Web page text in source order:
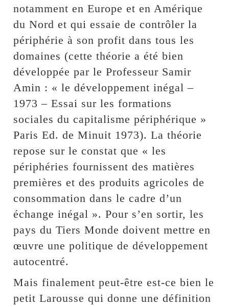
notamment en Europe et en Amérique
du Nord et qui essaie de contrôler la
périphérie à son profit dans tous les
domaines (cette théorie a été bien
développée par le Professeur Samir
Amin : « le développement inégal –
1973 – Essai sur les formations
sociales du capitalisme périphérique »
Paris Ed. de Minuit 1973). La théorie
repose sur le constat que « les
périphéries fournissent des matières
premières et des produits agricoles de
consommation dans le cadre d’un
échange inégal ». Pour s’en sortir, les
pays du Tiers Monde doivent mettre en
œuvre une politique de développement
autocentré.
Mais finalement peut-être est-ce bien le
petit Larousse qui donne une définition